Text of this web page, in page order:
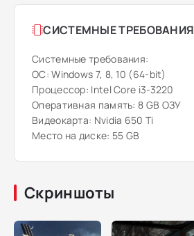
СИСТЕМНЫЕ ТРЕБОВАНИЯ
Системные требования:
ОС: Windows 7, 8, 10 (64-bit)
Процессор: Intel Core i3-3220
Оперативная память: 8 GB ОЗУ
Видеокарта: Nvidia 650 Ti
Место на диске: 55 GB
Скриншоты